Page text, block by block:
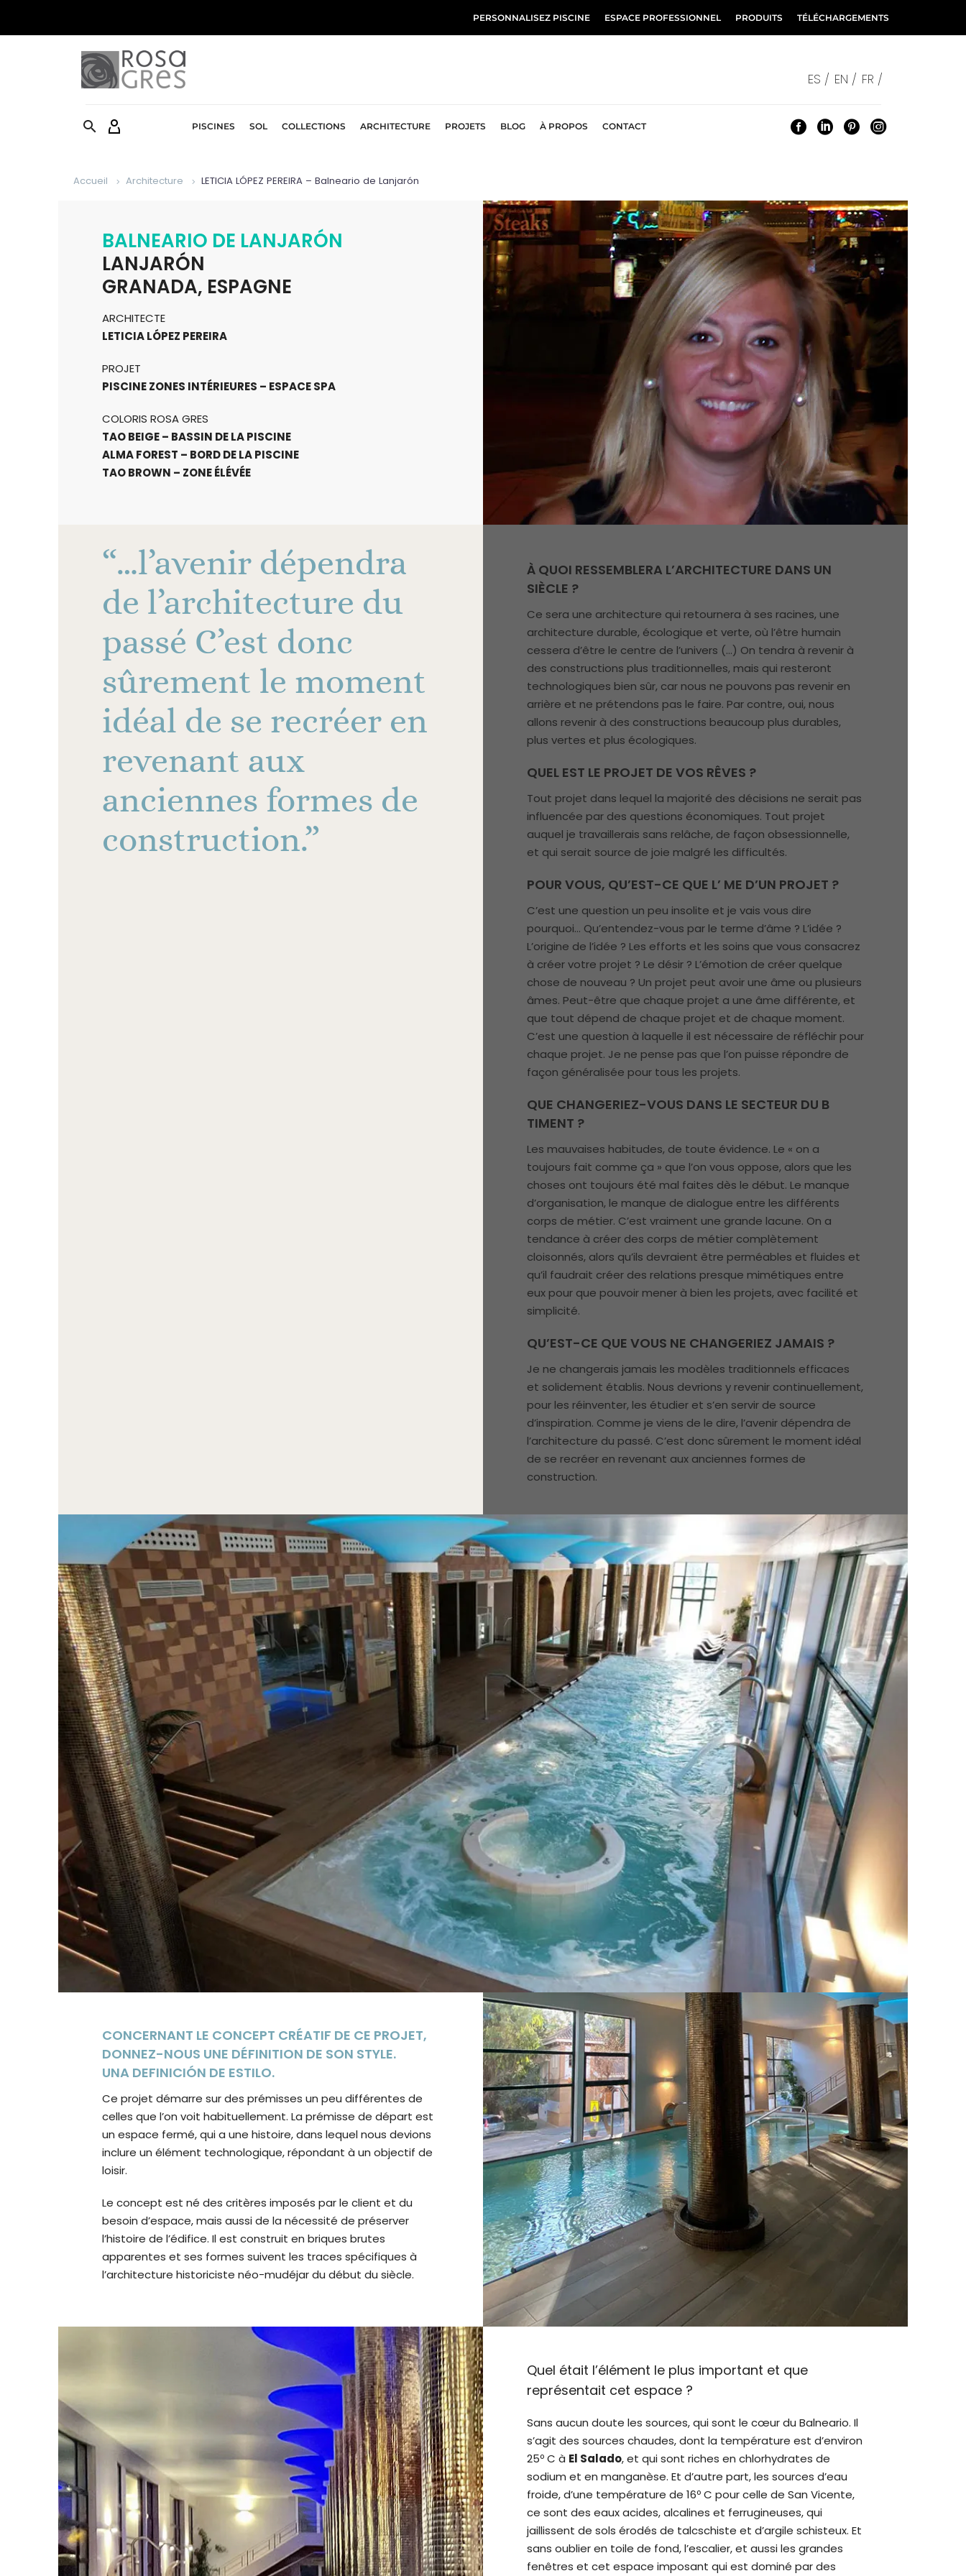
PERSONNALISEZ PISCINE ESPACE PROFESSIONNEL PRODUITS TÉLÉCHARGEMENTS
ES / EN / FR /

 PISCINES SOL COLLECTIONS ARCHITECTURE PROJETS BLOG À PROPOS CONTACT
Accueil Architecture LETICIA LÓPEZ PEREIRA – Balneario de Lanjarón
BALNEARIO DE LANJARÓN
LANJARÓN
GRANADA, ESPAGNE
ARCHITECTE
LETICIA LÓPEZ PEREIRA
PROJET
PISCINE ZONES INTÉRIEURES – ESPACE SPA
COLORIS ROSA GRES
TAO BEIGE – BASSIN DE LA PISCINE
ALMA FOREST – BORD DE LA PISCINE
TAO BROWN – ZONE ÉLÉVÉE
“…l’avenir dépendra
de l’architecture du
passé C’est donc
sûrement le moment
idéal de se recréer en
revenant aux
anciennes formes de
construction.”
À QUOI RESSEMBLERA L’ARCHITECTURE DANS UN
SIÈCLE ?
Ce sera une architecture qui retournera à ses racines, une
architecture durable, écologique et verte, où l’être humain
cessera d’être le centre de l’univers (…) On tendra à revenir à
des constructions plus traditionnelles, mais qui resteront
technologiques bien sûr, car nous ne pouvons pas revenir en
arrière et ne prétendons pas le faire. Par contre, oui, nous
allons revenir à des constructions beaucoup plus durables,
plus vertes et plus écologiques.
QUEL EST LE PROJET DE VOS RÊVES ?
Tout projet dans lequel la majorité des décisions ne serait pas
influencée par des questions économiques. Tout projet
auquel je travaillerais sans relâche, de façon obsessionnelle,
et qui serait source de joie malgré les difficultés.
POUR VOUS, QU’EST-CE QUE L’ ME D’UN PROJET ?
C’est une question un peu insolite et je vais vous dire
pourquoi… Qu’entendez-vous par le terme d’âme ? L’idée ?
L’origine de l’idée ? Les efforts et les soins que vous consacrez
à créer votre projet ? Le désir ? L’émotion de créer quelque
chose de nouveau ? Un projet peut avoir une âme ou plusieurs
âmes. Peut-être que chaque projet a une âme différente, et
que tout dépend de chaque projet et de chaque moment.
C’est une question à laquelle il est nécessaire de réfléchir pour
chaque projet. Je ne pense pas que l’on puisse répondre de
façon généralisée pour tous les projets.
QUE CHANGERIEZ-VOUS DANS LE SECTEUR DU B
TIMENT ?
Les mauvaises habitudes, de toute évidence. Le « on a
toujours fait comme ça » que l’on vous oppose, alors que les
choses ont toujours été mal faites dès le début. Le manque
d’organisation, le manque de dialogue entre les différents
corps de métier. C’est vraiment une grande lacune. On a
tendance à créer des corps de métier complètement
cloisonnés, alors qu’ils devraient être perméables et fluides et
qu’il faudrait créer des relations presque mimétiques entre
eux pour que pouvoir mener à bien les projets, avec facilité et
simplicité.
QU’EST-CE QUE VOUS NE CHANGERIEZ JAMAIS ?
Je ne changerais jamais les modèles traditionnels efficaces
et solidement établis. Nous devrions y revenir continuellement,
pour les réinventer, les étudier et s’en servir de source
d’inspiration. Comme je viens de le dire, l’avenir dépendra de
l’architecture du passé. C’est donc sûrement le moment idéal
de se recréer en revenant aux anciennes formes de
construction.
CONCERNANT LE CONCEPT CRÉATIF DE CE PROJET,
DONNEZ-NOUS UNE DÉFINITION DE SON STYLE.
UNA DEFINICIÓN DE ESTILO.
Ce projet démarre sur des prémisses un peu différentes de
celles que l’on voit habituellement. La prémisse de départ est
un espace fermé, qui a une histoire, dans lequel nous devions
inclure un élément technologique, répondant à un objectif de
loisir.
Le concept est né des critères imposés par le client et du
besoin d’espace, mais aussi de la nécessité de préserver
l’histoire de l’édifice. Il est construit en briques brutes
apparentes et ses formes suivent les traces spécifiques à
l’architecture historiciste néo-mudéjar du début du siècle.
Quel était l’élément le plus important et que
représentait cet espace ?
Sans aucun doute les sources, qui sont le cœur du Balneario. Il
s’agit des sources chaudes, dont la température est d’environ
25º C à El Salado, et qui sont riches en chlorhydrates de
sodium et en manganèse. Et d’autre part, les sources d’eau
froide, d’une température de 16º C pour celle de San Vicente,
ce sont des eaux acides, alcalines et ferrugineuses, qui
jaillissent de sols érodés de talcschiste et d’argile schisteux. Et
sans oublier en toile de fond, l’escalier, et aussi les grandes
fenêtres et cet espace imposant qui est dominé par des